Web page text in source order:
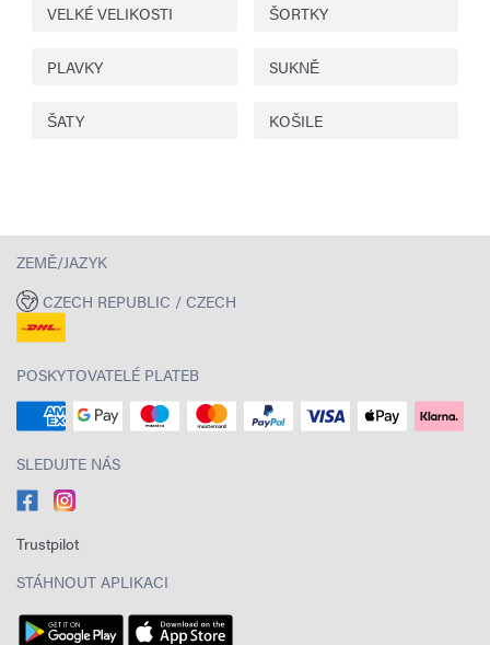
VELKÉ VELIKOSTI ŠORTKY
PLAVKY SUKNĚ
ŠATY KOŠILE
ZEMĚ/JAZYK
CZECH REPUBLIC / CZECH
POSKYTOVATELÉ PLATEB
SLEDUJTE NÁS
Trustpilot
STÁHNOUT APLIKACI